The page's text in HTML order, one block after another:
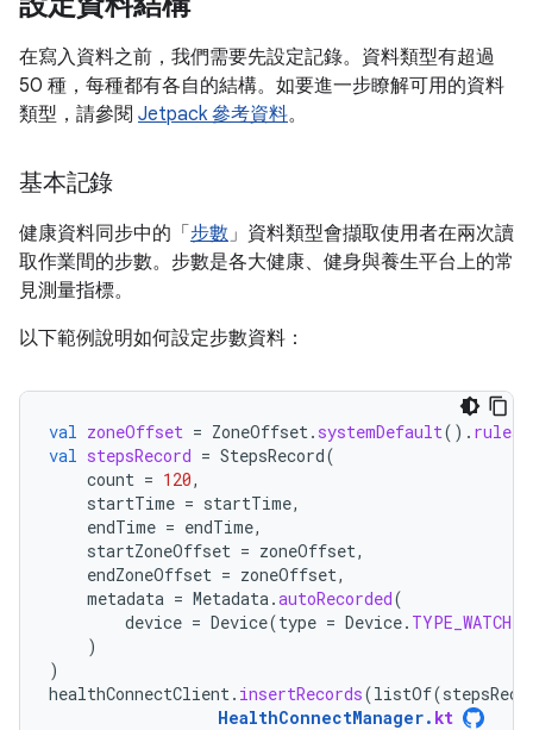
在寫入資料之前，我們需要先設定記錄。資料類型有超過
50 種，每種都有各自的結構。如要進一步瞭解可用的資料
類型，請參閱 Jetpack 參考資料。
基本記錄
健康資料同步中的「 步數」資料類型會擷取使用者在兩次讀
取作業間的步數。步數是各大健康、健身與養生平台上的常
見測量指標。
以下範例說明如何設定步數資料：
val zoneOffset = ZoneOffset. systemDefault(). rules
val stepsRecord = StepsRecord(
count = 120,
startTime = startTime,
endTime = endTime,
startZoneOffset = zoneOffset,
endZoneOffset = zoneOffset,
metadata = Metadata.autoRecorded(
device = Device(type = Device. TYPE_WATCH
)
)
healthConnectClient. insertRecords(listOf(
HealthConnectManager. kt